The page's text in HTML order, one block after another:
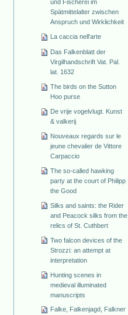
und Fischerei im
Spätmittelalter zwischen
Anspruch und Wirklichkeit
La caccia nell'arte
Das Falkenblatt der
Virgilhandschrift Vat. Pal.
lat. 1632
The birds on the Sutton
Hoo purse
De vrije vogelvlugt. Kunst
& valkerij
Nouveaux regards sur le
jeune chevalier de Vittore
Carpaccio
The so-called hawking
party at the court of Philipp
the Good
Silks and saints: the Rider
and Peacock silks from the
relics of St. Cuthbert
Two falcon devices of the
Strozzi: an attempt at
interpretation
Hunting scenes in
medieval illuminated
manuscripts
Falke, Falkenjagd, Falkner